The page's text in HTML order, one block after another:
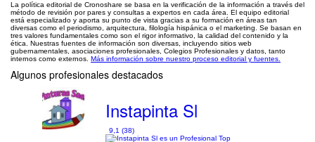
La política editorial de Cronoshare se basa en la verificación de la información a través del
método de revisión por pares y consultas a expertos en cada área. El equipo editorial
está especializado y aporta su punto de vista gracias a su formación en áreas tan
diversas como el periodismo, arquitectura, filología hispánica o el marketing. Se basan en
tres valores fundamentales como son el rigor informativo, la calidad del contenido y la
ética. Nuestras fuentes de información son diversas, incluyendo sitios web
gubernamentales, asociaciones profesionales, Colegios Profesionales y datos, tanto
internos como externos. Más información sobre nuestro proceso editorial y fuentes.
Algunos profesionales destacados
Instapinta Sl
9,1 (38)